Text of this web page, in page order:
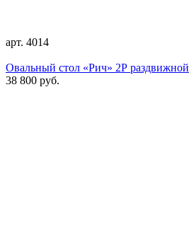
арт. 4014
Овальный стол «Рич» 2Р раздвижной
38 800 руб.